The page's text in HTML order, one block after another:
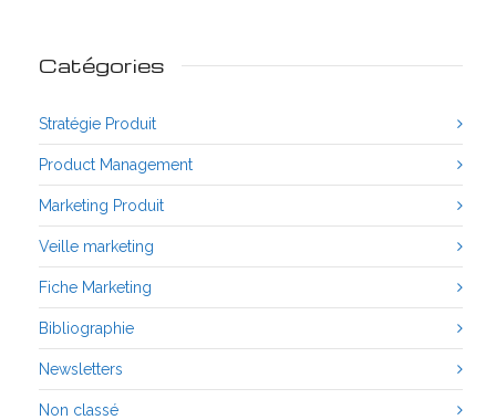
Catégories
Stratégie Produit
Product Management
Marketing Produit
Veille marketing
Fiche Marketing
Bibliographie
Newsletters
Non classé